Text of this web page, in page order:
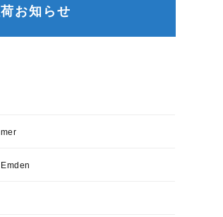
お知らせ